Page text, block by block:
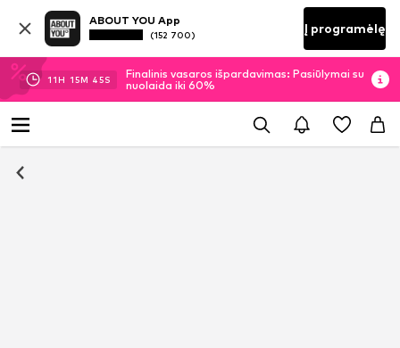
ABOUT YOU App
(152 700) Į programėlę
11H 15M 44S
Finalinis vasaros išpardavimas: Pasiūlymai su
nuolaida iki 60%